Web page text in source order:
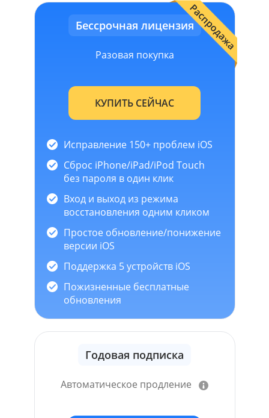
Распродажа
Бессрочная лицензия
Разовая покупка
КУПИТЬ СЕЙЧАС
Исправление 150+ проблем iOS
Сброс iPhone/iPad/iPod Touch
без пароля в один клик
Вход и выход из режима
восстановления одним кликом
Простое обновление/понижение
версии iOS
Поддержка 5 устройств iOS
Пожизненные бесплатные
обновления
Годовая подписка
Автоматическое продление